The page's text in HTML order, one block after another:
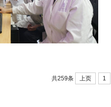
共259条 上页 1